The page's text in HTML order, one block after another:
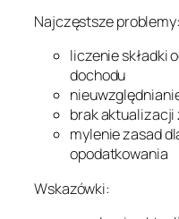
Najczęstsze problemy:
liczenie składki
dochodu
brak
mylenie zasad
opodatkowania
Wskazówki: